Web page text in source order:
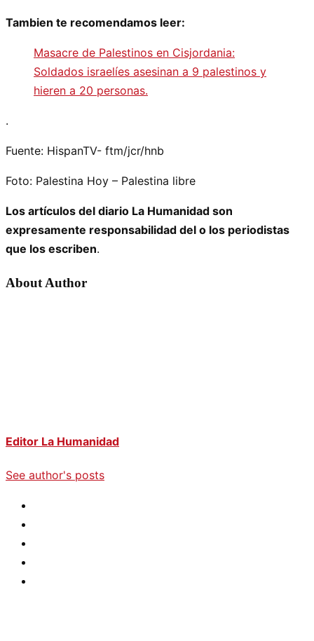
Tambien te recomendamos leer:
Masacre de Palestinos en Cisjordania:
Soldados israelíes asesinan a 9 palestinos y
hieren a 20 personas.
.
Fuente: HispanTV- ftm/jcr/hnb
Foto: Palestina Hoy – Palestina libre
Los artículos del diario La Humanidad son
expresamente responsabilidad del o los periodistas
que los escriben.
About Author
Editor La Humanidad
See author's posts